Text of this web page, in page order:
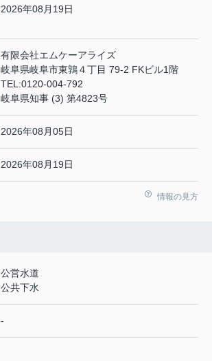
2026年08月19日
有限会社エムケーアライズ
岐阜県岐阜市東鶉４丁目 79-2 FKビル1階
TEL:0120-004-792
岐阜県知事 (3) 第4823号
2026年08月05日
2026年08月19日
情報の見方
公営水道
公共下水
-